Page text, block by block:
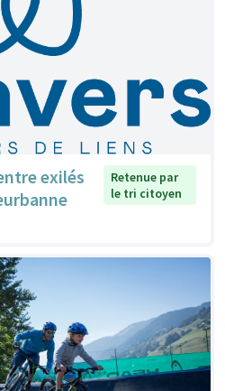
exilés
Retenue par
le tri citoyen